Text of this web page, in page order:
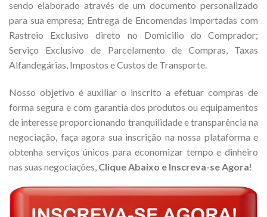
sendo elaborado através de um documento personalizado
para sua empresa; Entrega de Encomendas Importadas com
Rastreio Exclusivo direto no Domicilio do Comprador;
Serviço Exclusivo de Parcelamento de Compras, Taxas
Alfandegárias, Impostos e Custos de Transporte.
Nosso objetivo é auxiliar o inscrito a efetuar compras de
forma segura e com garantia dos produtos ou equipamentos
de interesse proporcionando tranquilidade e transparência na
negociação, faça agora sua inscrição na nossa plataforma e
obtenha serviços únicos para economizar tempo e dinheiro
nas suas negociações, Clique Abaixo e Inscreva-se Agora!